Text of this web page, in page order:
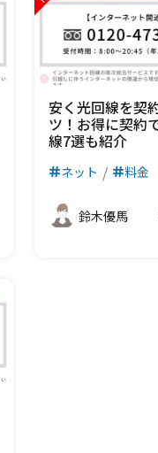
安く光回線を契
ツ！お得に契約
線7選も紹介
ネット 料金
鈴木優馬